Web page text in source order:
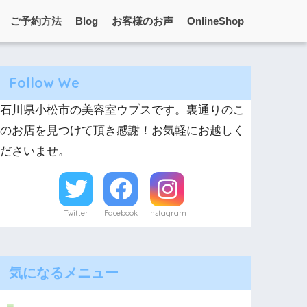
ご予約方法 Blog お客様のお声 OnlineShop
Follow We
石川県小松市の美容室ウプスです。裏通りのこ
のお店を見つけて頂き感謝！お気軽にお越しく
ださいませ。
Twitter Facebook Instagram
気になるメニュー